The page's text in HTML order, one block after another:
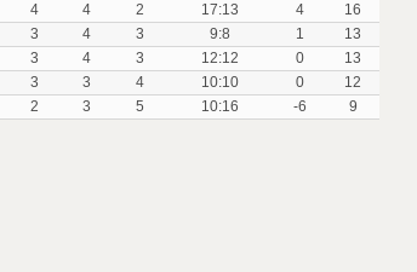
4 4 2 17:13 4
16
3 4 3 9:8 1
13
3 4 3 12:12 0
13
3 3 4 10:10 0
12
2 3 5 10:16 -6 9